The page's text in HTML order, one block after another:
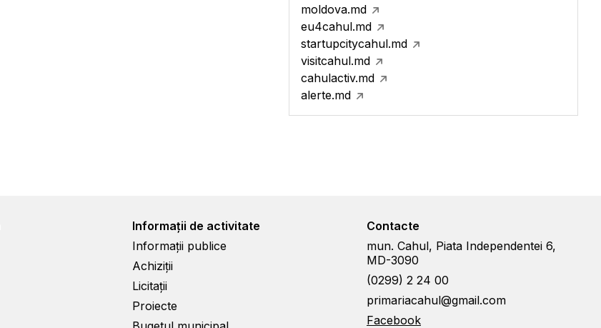
moldova.md
eu4cahul.md
startupcitycahul.md
visitcahul.md
cahulactiv.md
alerte.md
Informații de activitate
Informații publice
Achiziții
Licitații
Proiecte
Contacte
mun. Cahul, Piata Independentei 6,
MD-3090
(0299) 2 24 00
primariacahul@gmail.com
Facebook